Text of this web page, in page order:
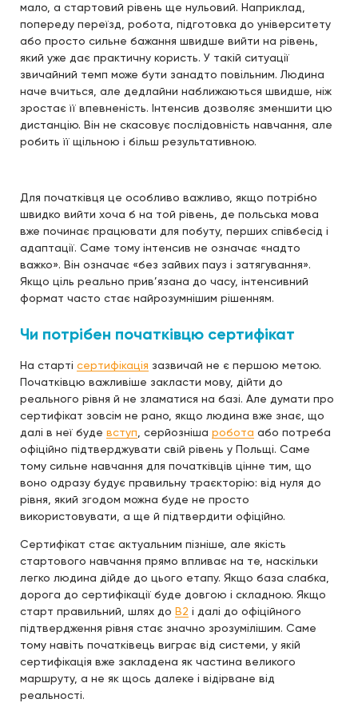
мало, а стартовий рівень ще нульовий. Наприклад,
попереду переїзд, робота, підготовка до університету
або просто сильне бажання швидше вийти на рівень,
який уже дає практичну користь. У такій ситуації
звичайний темп може бути занадто повільним. Людина
наче вчиться, але дедлайни наближаються швидше, ніж
зростає її впевненість. Інтенсив дозволяє зменшити цю
дистанцію. Він не скасовує послідовність навчання, але
робить її щільною і більш результативною.
Для початківця це особливо важливо, якщо потрібно
швидко вийти хоча б на той рівень, де польська мова
вже починає працювати для побуту, перших співбесід і
адаптації. Саме тому інтенсив не означає «надто
важко». Він означає «без зайвих пауз і затягування».
Якщо ціль реально прив’язана до часу, інтенсивний
формат часто стає найрозумнішим рішенням.
Чи потрібен початківцю сертифікат
На старті сертифікація зазвичай не є першою метою.
Початківцю важливіше закласти мову, дійти до
реального рівня й не зламатися на базі. Але думати про
сертифікат зовсім не рано, якщо людина вже знає, що
далі в неї буде вступ , серйозніша робота або потреба
офіційно підтверджувати свій рівень у Польщі. Саме
тому сильне навчання для початківців цінне тим, що
воно одразу будує правильну траєкторію: від нуля до
рівня, який згодом можна буде не просто
використовувати, а ще й підтвердити офіційно.
Сертифікат стає актуальним пізніше, але якість
стартового навчання прямо впливає на те, наскільки
легко людина дійде до цього етапу. Якщо база слабка,
дорога до сертифікації буде довгою і складною. Якщо
старт правильний, шлях до B2 і далі до офіційного
підтвердження рівня стає значно зрозумілішим. Саме
тому навіть початківець виграє від системи, у якій
сертифікація вже закладена як частина великого
маршруту, а не як щось далеке і відірване від
реальності.